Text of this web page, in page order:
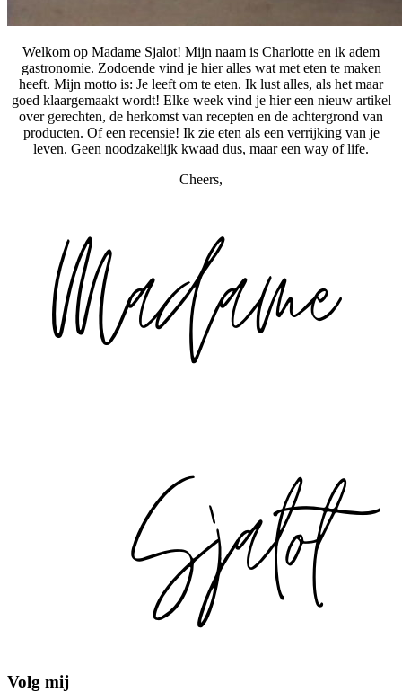
Welkom op Madame Sjalot! Mijn naam is Charlotte en ik adem
gastronomie. Zodoende vind je hier alles wat met eten te maken
heeft. Mijn motto is: Je leeft om te eten. Ik lust alles, als het maar
goed klaargemaakt wordt! Elke week vind je hier een nieuw artikel
over gerechten, de herkomst van recepten en de achtergrond van
producten. Of een recensie! Ik zie eten als een verrijking van je
leven. Geen noodzakelijk kwaad dus, maar een way of life.
Cheers,
Volg mij